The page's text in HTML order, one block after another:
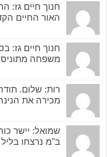
חנוך חיים גז:
האור החיים
חנוך חיים גז:
משפחה
רות: שלום.
מכירה את
שמואל: יישר
ב"מ נרצחו